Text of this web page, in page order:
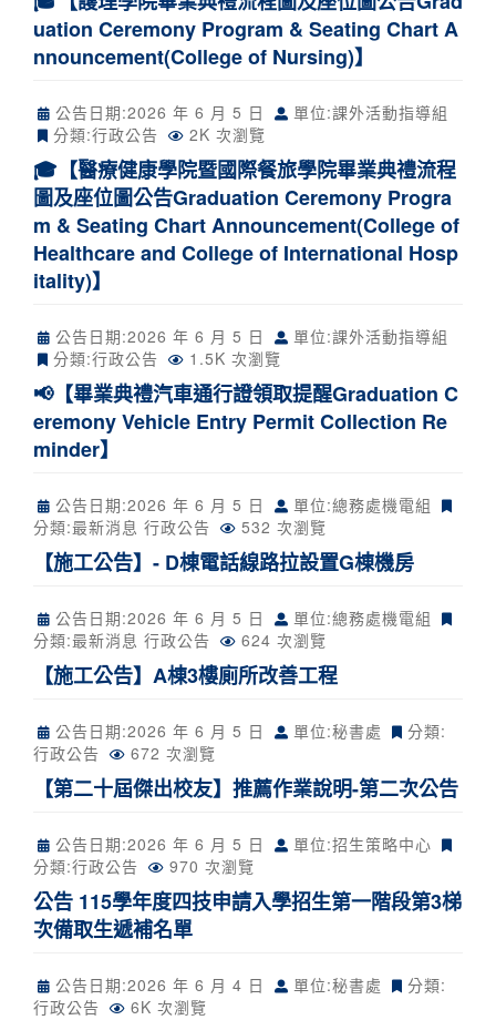
uation Ceremony Program & Seating Chart A
nnouncement(College of Nursing)】
公告日期:2026 年 6 月 5 日
單位:課外活動指導組
分類:行政公告 2K 次瀏覽
🎓【醫療健康學院暨國際餐旅學院畢業典禮流程
圖及座位圖公告Graduation Ceremony Progra
m & Seating Chart Announcement(College of
Healthcare and College of International Hosp
itality)】
公告日期:2026 年 6 月 5 日
單位:課外活動指導組
分類:行政公告 1.5K 次瀏覽
📢【畢業典禮汽車通行證領取提醒Graduation C
eremony Vehicle Entry Permit Collection Re
minder】
公告日期:2026 年 6 月 5 日
單位:總務處機電組
分類:最新消息 行政公告 532 次瀏覽
【施工公告】- D棟電話線路拉設置G棟機房
公告日期:2026 年 6 月 5 日
單位:總務處機電組
分類:最新消息 行政公告 624 次瀏覽
【施工公告】A棟3樓廁所改善工程
公告日期:2026 年 6 月 5 日 單位:秘書處
分類:
行政公告
672 次瀏覽
【第二十屆傑出校友】推薦作業說明-第二次公告
公告日期:2026 年 6 月 5 日
單位:招生策略中心
分類:行政公告 970 次瀏覽
公告 115學年度四技申請入學招生第一階段第3梯
次備取生遞補名單
公告日期:2026 年 6 月 4 日 單位:秘書處
分類:
行政公告
6K 次瀏覽